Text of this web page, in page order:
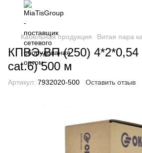
Кабельная продукция Витая пара
КПВЭ-ВП (250) 4*2*0,54
cat.6) 500 м
Артикул: 7932020-500 Оставить отзыв